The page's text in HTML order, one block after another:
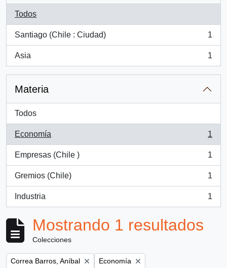
Todos
Santiago (Chile : Ciudad)
, 1 resultados
1
Asia
, 1 resultados
1
Materia
Todos
Economía
, 1 resultados
1
Empresas (Chile )
, 1 resultados
1
Gremios (Chile)
, 1 resultados
1
Industria
, 1 resultados
1
Mostrando 1 resultados
Colecciones
Remove filter:
Correa Barros, Aníbal Remove filter:
Economía